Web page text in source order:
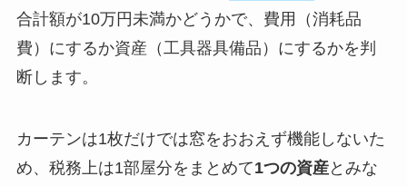
合計額が10万円未満かどうかで、費用（消耗品
費）にするか資産（工具器具備品）にするかを判
断します。
カーテンは1枚だけでは窓をおおえず機能しないた
め、税務上は1部屋分をまとめて1つの資産とみな